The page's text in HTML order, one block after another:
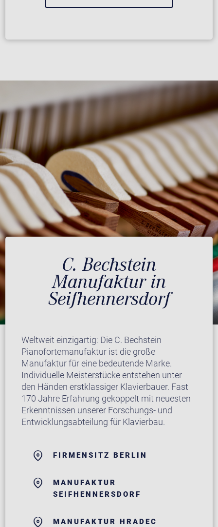
C. Bechstein
Manufaktur in
Seifhennersdorf
Weltweit einzigartig: Die C. Bechstein
Pianofortemanufaktur ist die große
Manufaktur für eine bedeutende Marke.
Individuelle Meisterstücke entstehen unter
den Händen erstklassiger Klavierbauer. Fast
170 Jahre Erfahrung gekoppelt mit neuesten
Erkenntnissen unserer Forschungs- und
Entwicklungsabteilung für Klavierbau.
FIRMENSITZ BERLIN
MANUFAKTUR
SEIFHENNERSDORF
MANUFAKTUR HRADEC